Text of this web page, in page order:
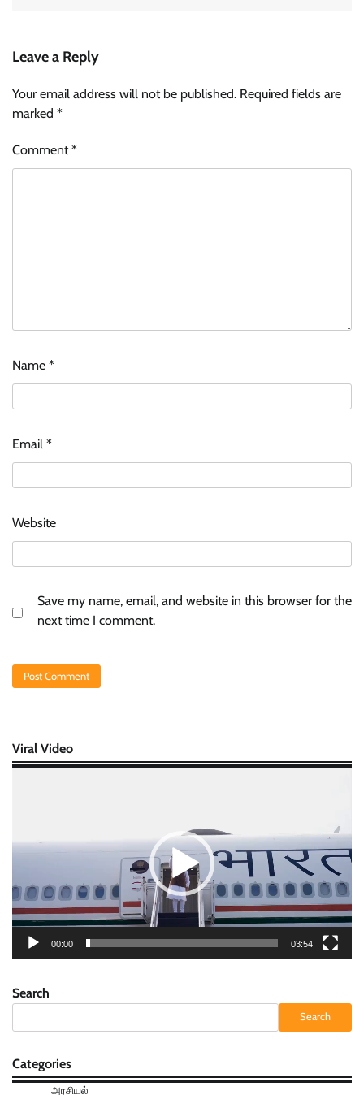
Leave a Reply
Your email address will not be published. Required fields are
marked *
Comment*
Name *
Email *
Website
Save my name, email, and website in this browser for the
next time I comment.
Viral Video
00:00 03:54
Search
Search
Categories
அரசியல்